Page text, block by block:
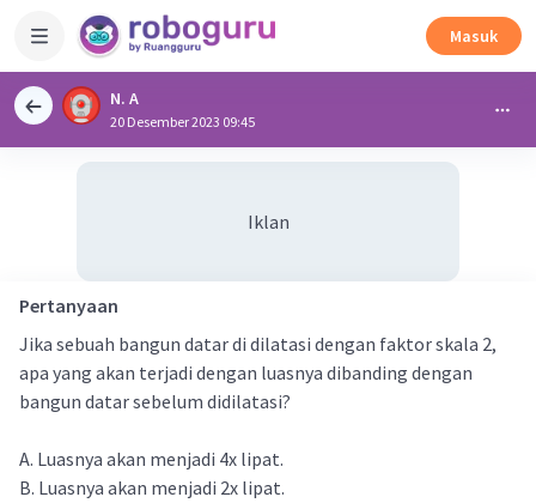
Masuk
N. A
20 Desember 2023 09:45
Iklan
Pertanyaan
Jika sebuah bangun datar di dilatasi dengan faktor skala 2,
apa yang akan terjadi dengan luasnya dibanding dengan
bangun datar sebelum didilatasi?
A. Luasnya akan menjadi 4x lipat.
B. Luasnya akan menjadi 2x lipat.